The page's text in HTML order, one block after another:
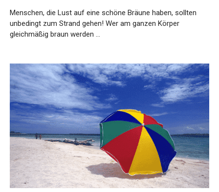
Menschen, die Lust auf eine schöne Bräune haben, sollten
unbedingt zum Strand gehen! Wer am ganzen Körper
gleichmäßig braun werden …